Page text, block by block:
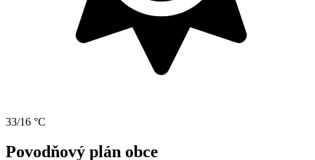
33/16 °C
Povodňový plán obce